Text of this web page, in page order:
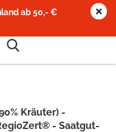
ab 50,- €
Kräuter) -
- Saatgut-